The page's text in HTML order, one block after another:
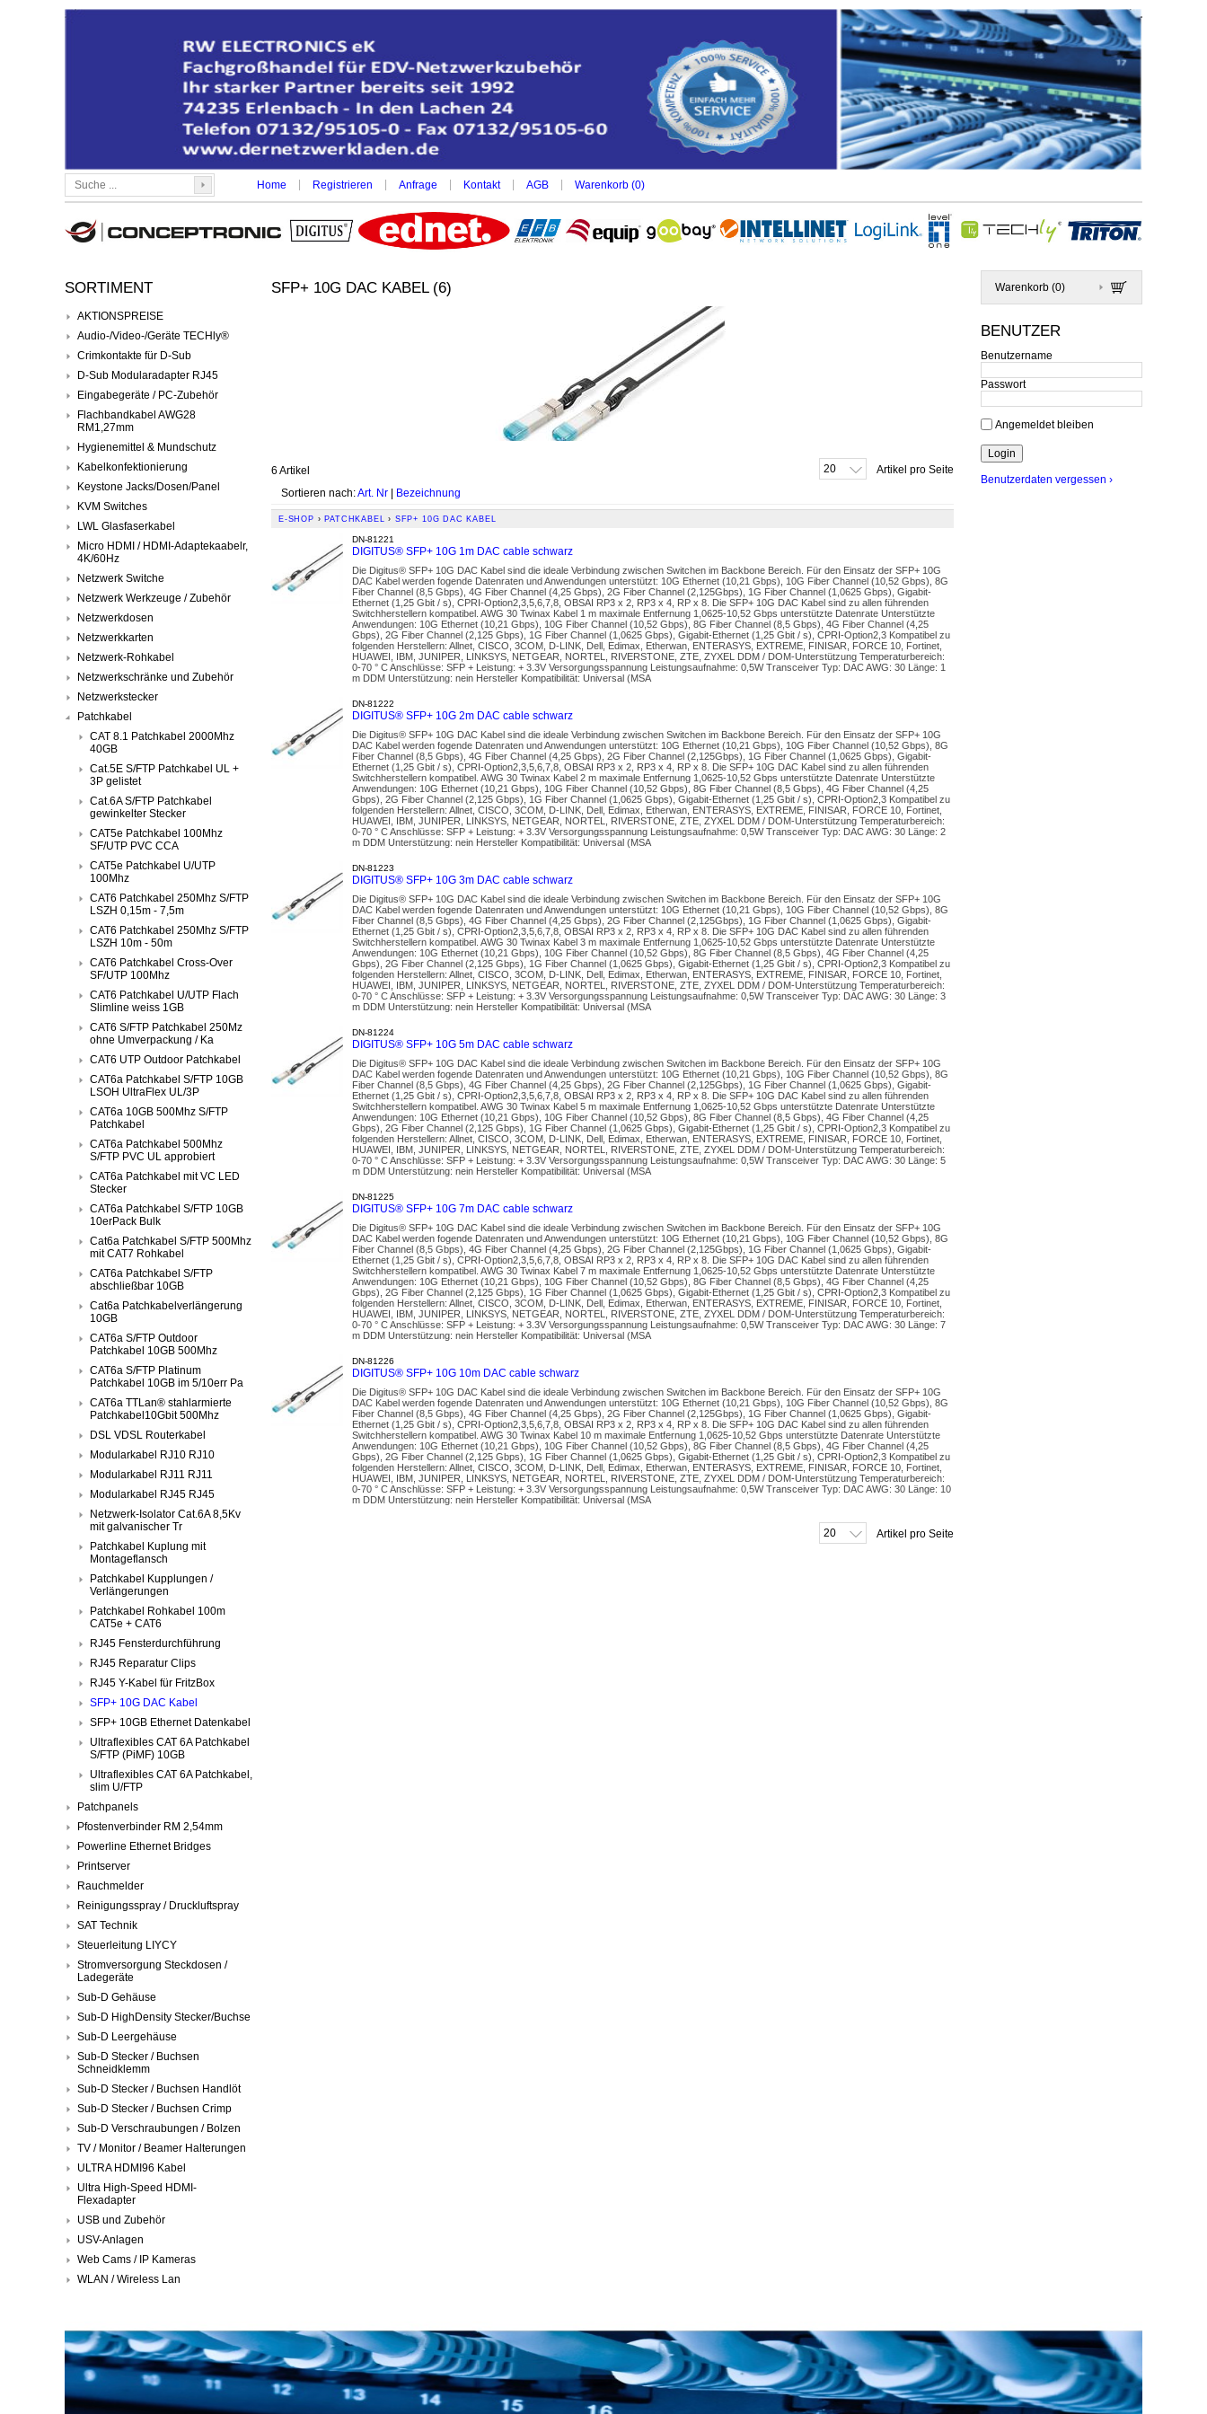
Home Registrieren Anfrage Kontakt AGB Warenkorb (0)
Warenkorb (0)
BENUTZER
Benutzername
Passwort
Angemeldet bleiben
Benutzerdaten vergessen ›
SORTIMENT
AKTIONSPREISE
Audio-/Video-/Geräte TECHly®
Crimkontakte für D-Sub
D-Sub Modularadapter RJ45
Eingabegeräte / PC-Zubehör
Flachbandkabel AWG28
RM1,27mm
Hygienemittel & Mundschutz
Kabelkonfektionierung
Keystone Jacks/Dosen/Panel
KVM Switches
LWL Glasfaserkabel
Micro HDMI / HDMI-Adaptekaabelr,
4K/60Hz
Netzwerk Switche
Netzwerk Werkzeuge / Zubehör
Netzwerkdosen
Netzwerkkarten
Netzwerk-Rohkabel
Netzwerkschränke und Zubehör
Netzwerkstecker
Patchkabel
CAT 8.1 Patchkabel 2000Mhz
40GB
Cat.5E S/FTP Patchkabel UL +
3P gelistet
Cat.6A S/FTP Patchkabel
gewinkelter Stecker
CAT5e Patchkabel 100Mhz
SF/UTP PVC CCA
CAT5e Patchkabel U/UTP
100Mhz
CAT6 Patchkabel 250Mhz S/FTP
LSZH 0,15m - 7,5m
CAT6 Patchkabel 250Mhz S/FTP
LSZH 10m - 50m
CAT6 Patchkabel Cross-Over
SF/UTP 100Mhz
CAT6 Patchkabel U/UTP Flach
Slimline weiss 1GB
CAT6 S/FTP Patchkabel 250Mz
ohne Umverpackung / Ka
CAT6 UTP Outdoor Patchkabel
CAT6a Patchkabel S/FTP 10GB
LSOH UltraFlex UL/3P
CAT6a 10GB 500Mhz S/FTP
Patchkabel
CAT6a Patchkabel 500Mhz
S/FTP PVC UL approbiert
CAT6a Patchkabel mit VC LED
Stecker
CAT6a Patchkabel S/FTP 10GB
10erPack Bulk
Cat6a Patchkabel S/FTP 500Mhz
mit CAT7 Rohkabel
CAT6a Patchkabel S/FTP
abschließbar 10GB
Cat6a Patchkabelverlängerung
10GB
CAT6a S/FTP Outdoor
Patchkabel 10GB 500Mhz
CAT6a S/FTP Platinum
Patchkabel 10GB im 5/10err Pa
CAT6a TTLan® stahlarmierte
Patchkabel10Gbit 500Mhz
DSL VDSL Routerkabel
Modularkabel RJ10 RJ10
Modularkabel RJ11 RJ11
Modularkabel RJ45 RJ45
Netzwerk-Isolator Cat.6A 8,5Kv
mit galvanischer Tr
Patchkabel Kuplung mit
Montageflansch
Patchkabel Kupplungen /
Verlängerungen
Patchkabel Rohkabel 100m
CAT5e + CAT6
RJ45 Fensterdurchführung
RJ45 Reparatur Clips
RJ45 Y-Kabel für FritzBox
SFP+ 10G DAC Kabel
SFP+ 10GB Ethernet Datenkabel
Ultraflexibles CAT 6A Patchkabel
S/FTP (PiMF) 10GB
Ultraflexibles CAT 6A Patchkabel,
slim U/FTP
Patchpanels
Pfostenverbinder RM 2,54mm
Powerline Ethernet Bridges
Printserver
Rauchmelder
Reinigungsspray / Druckluftspray
SAT Technik
Steuerleitung LIYCY
Stromversorgung Steckdosen /
Ladegeräte
Sub-D Gehäuse
Sub-D HighDensity Stecker/Buchse
Sub-D Leergehäuse
Sub-D Stecker / Buchsen
Schneidklemm
Sub-D Stecker / Buchsen Handlöt
Sub-D Stecker / Buchsen Crimp
Sub-D Verschraubungen / Bolzen
TV / Monitor / Beamer Halterungen
ULTRA HDMI96 Kabel
Ultra High-Speed HDMI-
Flexadapter
USB und Zubehör
USV-Anlagen
Web Cams / IP Kameras
WLAN / Wireless Lan
SFP+ 10G DAC KABEL (6)
6 Artikel 20
Artikel pro Seite
Sortieren nach:Art. Nr | Bezeichnung
E-SHOP › PATCHKABEL › SFP+ 10G DAC KABEL
DN-81221
DIGITUS® SFP+ 10G 1m DAC cable schwarz
Die Digitus® SFP+ 10G DAC Kabel sind die ideale Verbindung zwischen Switchen im Backbone Bereich. Für den Einsatz der SFP+ 10G
DAC Kabel werden fogende Datenraten und Anwendungen unterstützt: 10G Ethernet (10,21 Gbps), 10G Fiber Channel (10,52 Gbps), 8G
Fiber Channel (8,5 Gbps), 4G Fiber Channel (4,25 Gbps), 2G Fiber Channel (2,125Gbps), 1G Fiber Channel (1,0625 Gbps), Gigabit-
Ethernet (1,25 Gbit / s), CPRI-Option2,3,5,6,7,8, OBSAI RP3 x 2, RP3 x 4, RP x 8. Die SFP+ 10G DAC Kabel sind zu allen führenden
Switchherstellern kompatibel. AWG 30 Twinax Kabel 1 m maximale Entfernung 1,0625-10,52 Gbps unterstützte Datenrate Unterstützte
Anwendungen: 10G Ethernet (10,21 Gbps), 10G Fiber Channel (10,52 Gbps), 8G Fiber Channel (8,5 Gbps), 4G Fiber Channel (4,25
Gbps), 2G Fiber Channel (2,125 Gbps), 1G Fiber Channel (1,0625 Gbps), Gigabit-Ethernet (1,25 Gbit / s), CPRI-Option2,3 Kompatibel zu
folgenden Herstellern: Allnet, CISCO, 3COM, D-LINK, Dell, Edimax, Etherwan, ENTERASYS, EXTREME, FINISAR, FORCE 10, Fortinet,
HUAWEI, IBM, JUNIPER, LINKSYS, NETGEAR, NORTEL, RIVERSTONE, ZTE, ZYXEL DDM / DOM-Unterstützung Temperaturbereich:
0-70 ° C Anschlüsse: SFP + Leistung: + 3.3V Versorgungsspannung Leistungsaufnahme: 0,5W Transceiver Typ: DAC AWG: 30 Länge: 1
m DDM Unterstützung: nein Hersteller Kompatibilität: Universal (MSA
DN-81222
DIGITUS® SFP+ 10G 2m DAC cable schwarz
Die Digitus® SFP+ 10G DAC Kabel sind die ideale Verbindung zwischen Switchen im Backbone Bereich. Für den Einsatz der SFP+ 10G
DAC Kabel werden fogende Datenraten und Anwendungen unterstützt: 10G Ethernet (10,21 Gbps), 10G Fiber Channel (10,52 Gbps), 8G
Fiber Channel (8,5 Gbps), 4G Fiber Channel (4,25 Gbps), 2G Fiber Channel (2,125Gbps), 1G Fiber Channel (1,0625 Gbps), Gigabit-
Ethernet (1,25 Gbit / s), CPRI-Option2,3,5,6,7,8, OBSAI RP3 x 2, RP3 x 4, RP x 8. Die SFP+ 10G DAC Kabel sind zu allen führenden
Switchherstellern kompatibel. AWG 30 Twinax Kabel 2 m maximale Entfernung 1,0625-10,52 Gbps unterstützte Datenrate Unterstützte
Anwendungen: 10G Ethernet (10,21 Gbps), 10G Fiber Channel (10,52 Gbps), 8G Fiber Channel (8,5 Gbps), 4G Fiber Channel (4,25
Gbps), 2G Fiber Channel (2,125 Gbps), 1G Fiber Channel (1,0625 Gbps), Gigabit-Ethernet (1,25 Gbit / s), CPRI-Option2,3 Kompatibel zu
folgenden Herstellern: Allnet, CISCO, 3COM, D-LINK, Dell, Edimax, Etherwan, ENTERASYS, EXTREME, FINISAR, FORCE 10, Fortinet,
HUAWEI, IBM, JUNIPER, LINKSYS, NETGEAR, NORTEL, RIVERSTONE, ZTE, ZYXEL DDM / DOM-Unterstützung Temperaturbereich:
0-70 ° C Anschlüsse: SFP + Leistung: + 3.3V Versorgungsspannung Leistungsaufnahme: 0,5W Transceiver Typ: DAC AWG: 30 Länge: 2
m DDM Unterstützung: nein Hersteller Kompatibilität: Universal (MSA
DN-81223
DIGITUS® SFP+ 10G 3m DAC cable schwarz
Die Digitus® SFP+ 10G DAC Kabel sind die ideale Verbindung zwischen Switchen im Backbone Bereich. Für den Einsatz der SFP+ 10G
DAC Kabel werden fogende Datenraten und Anwendungen unterstützt: 10G Ethernet (10,21 Gbps), 10G Fiber Channel (10,52 Gbps), 8G
Fiber Channel (8,5 Gbps), 4G Fiber Channel (4,25 Gbps), 2G Fiber Channel (2,125Gbps), 1G Fiber Channel (1,0625 Gbps), Gigabit-
Ethernet (1,25 Gbit / s), CPRI-Option2,3,5,6,7,8, OBSAI RP3 x 2, RP3 x 4, RP x 8. Die SFP+ 10G DAC Kabel sind zu allen führenden
Switchherstellern kompatibel. AWG 30 Twinax Kabel 3 m maximale Entfernung 1,0625-10,52 Gbps unterstützte Datenrate Unterstützte
Anwendungen: 10G Ethernet (10,21 Gbps), 10G Fiber Channel (10,52 Gbps), 8G Fiber Channel (8,5 Gbps), 4G Fiber Channel (4,25
Gbps), 2G Fiber Channel (2,125 Gbps), 1G Fiber Channel (1,0625 Gbps), Gigabit-Ethernet (1,25 Gbit / s), CPRI-Option2,3 Kompatibel zu
folgenden Herstellern: Allnet, CISCO, 3COM, D-LINK, Dell, Edimax, Etherwan, ENTERASYS, EXTREME, FINISAR, FORCE 10, Fortinet,
HUAWEI, IBM, JUNIPER, LINKSYS, NETGEAR, NORTEL, RIVERSTONE, ZTE, ZYXEL DDM / DOM-Unterstützung Temperaturbereich:
0-70 ° C Anschlüsse: SFP + Leistung: + 3.3V Versorgungsspannung Leistungsaufnahme: 0,5W Transceiver Typ: DAC AWG: 30 Länge: 3
m DDM Unterstützung: nein Hersteller Kompatibilität: Universal (MSA
DN-81224
DIGITUS® SFP+ 10G 5m DAC cable schwarz
Die Digitus® SFP+ 10G DAC Kabel sind die ideale Verbindung zwischen Switchen im Backbone Bereich. Für den Einsatz der SFP+ 10G
DAC Kabel werden fogende Datenraten und Anwendungen unterstützt: 10G Ethernet (10,21 Gbps), 10G Fiber Channel (10,52 Gbps), 8G
Fiber Channel (8,5 Gbps), 4G Fiber Channel (4,25 Gbps), 2G Fiber Channel (2,125Gbps), 1G Fiber Channel (1,0625 Gbps), Gigabit-
Ethernet (1,25 Gbit / s), CPRI-Option2,3,5,6,7,8, OBSAI RP3 x 2, RP3 x 4, RP x 8. Die SFP+ 10G DAC Kabel sind zu allen führenden
Switchherstellern kompatibel. AWG 30 Twinax Kabel 5 m maximale Entfernung 1,0625-10,52 Gbps unterstützte Datenrate Unterstützte
Anwendungen: 10G Ethernet (10,21 Gbps), 10G Fiber Channel (10,52 Gbps), 8G Fiber Channel (8,5 Gbps), 4G Fiber Channel (4,25
Gbps), 2G Fiber Channel (2,125 Gbps), 1G Fiber Channel (1,0625 Gbps), Gigabit-Ethernet (1,25 Gbit / s), CPRI-Option2,3 Kompatibel zu
folgenden Herstellern: Allnet, CISCO, 3COM, D-LINK, Dell, Edimax, Etherwan, ENTERASYS, EXTREME, FINISAR, FORCE 10, Fortinet,
HUAWEI, IBM, JUNIPER, LINKSYS, NETGEAR, NORTEL, RIVERSTONE, ZTE, ZYXEL DDM / DOM-Unterstützung Temperaturbereich:
0-70 ° C Anschlüsse: SFP + Leistung: + 3.3V Versorgungsspannung Leistungsaufnahme: 0,5W Transceiver Typ: DAC AWG: 30 Länge: 5
m DDM Unterstützung: nein Hersteller Kompatibilität: Universal (MSA
DN-81225
DIGITUS® SFP+ 10G 7m DAC cable schwarz
Die Digitus® SFP+ 10G DAC Kabel sind die ideale Verbindung zwischen Switchen im Backbone Bereich. Für den Einsatz der SFP+ 10G
DAC Kabel werden fogende Datenraten und Anwendungen unterstützt: 10G Ethernet (10,21 Gbps), 10G Fiber Channel (10,52 Gbps), 8G
Fiber Channel (8,5 Gbps), 4G Fiber Channel (4,25 Gbps), 2G Fiber Channel (2,125Gbps), 1G Fiber Channel (1,0625 Gbps), Gigabit-
Ethernet (1,25 Gbit / s), CPRI-Option2,3,5,6,7,8, OBSAI RP3 x 2, RP3 x 4, RP x 8. Die SFP+ 10G DAC Kabel sind zu allen führenden
Switchherstellern kompatibel. AWG 30 Twinax Kabel 7 m maximale Entfernung 1,0625-10,52 Gbps unterstützte Datenrate Unterstützte
Anwendungen: 10G Ethernet (10,21 Gbps), 10G Fiber Channel (10,52 Gbps), 8G Fiber Channel (8,5 Gbps), 4G Fiber Channel (4,25
Gbps), 2G Fiber Channel (2,125 Gbps), 1G Fiber Channel (1,0625 Gbps), Gigabit-Ethernet (1,25 Gbit / s), CPRI-Option2,3 Kompatibel zu
folgenden Herstellern: Allnet, CISCO, 3COM, D-LINK, Dell, Edimax, Etherwan, ENTERASYS, EXTREME, FINISAR, FORCE 10, Fortinet,
HUAWEI, IBM, JUNIPER, LINKSYS, NETGEAR, NORTEL, RIVERSTONE, ZTE, ZYXEL DDM / DOM-Unterstützung Temperaturbereich:
0-70 ° C Anschlüsse: SFP + Leistung: + 3.3V Versorgungsspannung Leistungsaufnahme: 0,5W Transceiver Typ: DAC AWG: 30 Länge: 7
m DDM Unterstützung: nein Hersteller Kompatibilität: Universal (MSA
DN-81226
DIGITUS® SFP+ 10G 10m DAC cable schwarz
Die Digitus® SFP+ 10G DAC Kabel sind die ideale Verbindung zwischen Switchen im Backbone Bereich. Für den Einsatz der SFP+ 10G
DAC Kabel werden fogende Datenraten und Anwendungen unterstützt: 10G Ethernet (10,21 Gbps), 10G Fiber Channel (10,52 Gbps), 8G
Fiber Channel (8,5 Gbps), 4G Fiber Channel (4,25 Gbps), 2G Fiber Channel (2,125Gbps), 1G Fiber Channel (1,0625 Gbps), Gigabit-
Ethernet (1,25 Gbit / s), CPRI-Option2,3,5,6,7,8, OBSAI RP3 x 2, RP3 x 4, RP x 8. Die SFP+ 10G DAC Kabel sind zu allen führenden
Switchherstellern kompatibel. AWG 30 Twinax Kabel 10 m maximale Entfernung 1,0625-10,52 Gbps unterstützte Datenrate Unterstützte
Anwendungen: 10G Ethernet (10,21 Gbps), 10G Fiber Channel (10,52 Gbps), 8G Fiber Channel (8,5 Gbps), 4G Fiber Channel (4,25
Gbps), 2G Fiber Channel (2,125 Gbps), 1G Fiber Channel (1,0625 Gbps), Gigabit-Ethernet (1,25 Gbit / s), CPRI-Option2,3 Kompatibel zu
folgenden Herstellern: Allnet, CISCO, 3COM, D-LINK, Dell, Edimax, Etherwan, ENTERASYS, EXTREME, FINISAR, FORCE 10, Fortinet,
HUAWEI, IBM, JUNIPER, LINKSYS, NETGEAR, NORTEL, RIVERSTONE, ZTE, ZYXEL DDM / DOM-Unterstützung Temperaturbereich:
0-70 ° C Anschlüsse: SFP + Leistung: + 3.3V Versorgungsspannung Leistungsaufnahme: 0,5W Transceiver Typ: DAC AWG: 30 Länge: 10
m DDM Unterstützung: nein Hersteller Kompatibilität: Universal (MSA
20 Artikel pro Seite